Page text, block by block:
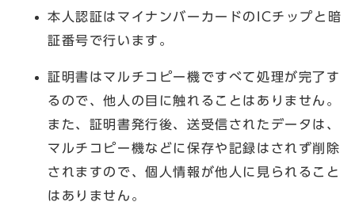
本人認証はマイナンバーカードのICチップと暗
証番号で行います。
証明書はマルチコピー機ですべて処理が完了す
るので、他人の目に触れることはありません。
また、証明書発行後、送受信されたデータは、
マルチコピー機などに保存や記録はされず削除
されますので、個人情報が他人に見られること
はありません。